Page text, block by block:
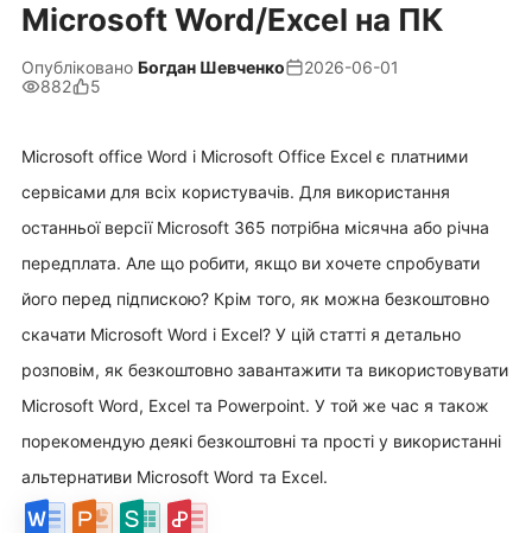
Microsoft Word/Excel на ПК
Опубліковано Богдан Шевченко
2026-06-01
882
5
Microsoft office Word і Microsoft Office Excel є платними
сервісами для всіх користувачів. Для використання
останньої версії Microsoft 365 потрібна місячна або річна
передплата. Але що робити, якщо ви хочете спробувати
його перед підпискою? Крім того, як можна безкоштовно
скачати Microsoft Word і Excel? У цій статті я детально
розповім, як безкоштовно завантажити та використовувати
Microsoft Word, Excel та Powerpoint. У той же час я також
порекомендую деякі безкоштовні та прості у використанні
альтернативи Microsoft Word та Excel.